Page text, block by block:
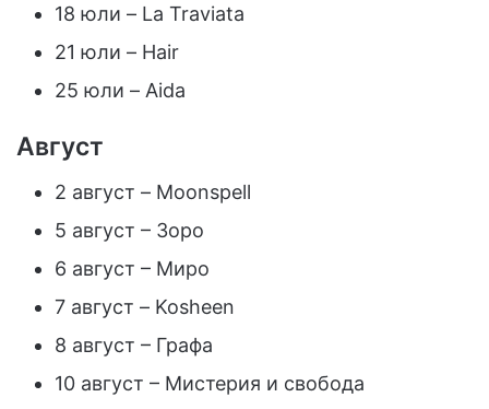
18 юли – La Traviata
21 юли – Hair
25 юли – Aida
Август
2 август – Moonspell
5 август – Зоро
6 август – Миро
7 август – Kosheen
8 август – Графа
10 август – Мистерия и свобода